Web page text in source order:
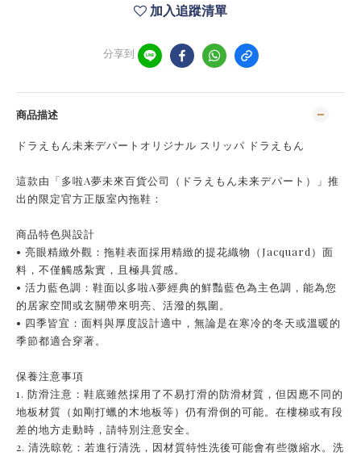
加入追蹤清單
分享到
商品描述
ドラえもん未来デパートオリジナル スリッパ ドラえもん
這款由「多啦A夢未來百貨公司（ドラえもん未来デパート）」推
出的限定官方正版室內拖鞋：
商品特色與設計
• 亮眼精緻外觀：拖鞋表面採用精緻的提花織物（Jacquard）面
料，不僅觸感紮實，且極具質感。
• 活力藍色調：鞋面以多啦A夢經典的鮮豔藍色為主色調，能為您
的居家空間或玄關帶來明亮、活潑的氛圍。
• 四季皆宜：面料與厚度設計適中，無論是在寒冷的冬天或溫暖的
季節都適合穿著。
保養注意事項
1. 防滑注意：鞋底雖然採用了不易打滑的防滑材質，但因應不同的
地板材質（如剛打蠟的木地板等）仍有滑倒的可能。在樓梯或有段
差的地方走動時，請特別注意安全。
2. 清洗晾乾：若進行清洗，因材質特性洗後可能會有些微縮水。洗